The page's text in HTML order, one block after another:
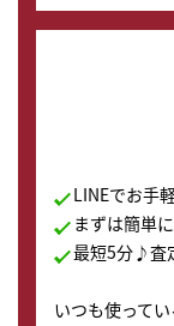
LINEでお手
まずは簡単
最短5分♪査
いつも使って